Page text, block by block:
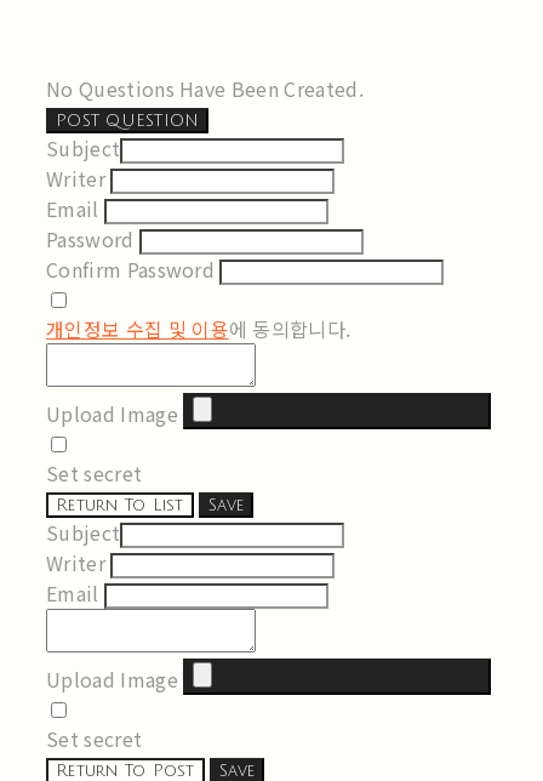
No Questions Have Been Created.
POST QUESTION
Subject
Writer
Email
Password
Confirm Password
개인정보 수집 및 이용에 동의합니다.
Upload Image
Set secret
Return To List Save
Subject
Writer
Email
Upload Image
Set secret
Return To Post Save